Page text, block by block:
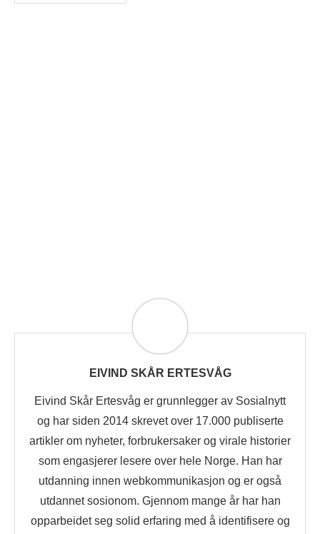
EIVIND SKÅR ERTESVÅG
Eivind Skår Ertesvåg er grunnlegger av Sosialnytt
og har siden 2014 skrevet over 17.000 publiserte
artikler om nyheter, forbrukersaker og virale historier
som engasjerer lesere over hele Norge. Han har
utdanning innen webkommunikasjon og er også
utdannet sosionom. Gjennom mange år har han
opparbeidet seg solid erfaring med å identifisere og